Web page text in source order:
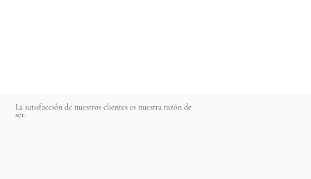
La satisfacción de nuestros clientes es nuestra razón de
ser.